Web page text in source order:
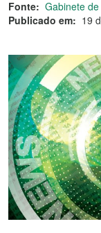
Fonte: Gabinete
Publicado em: 19